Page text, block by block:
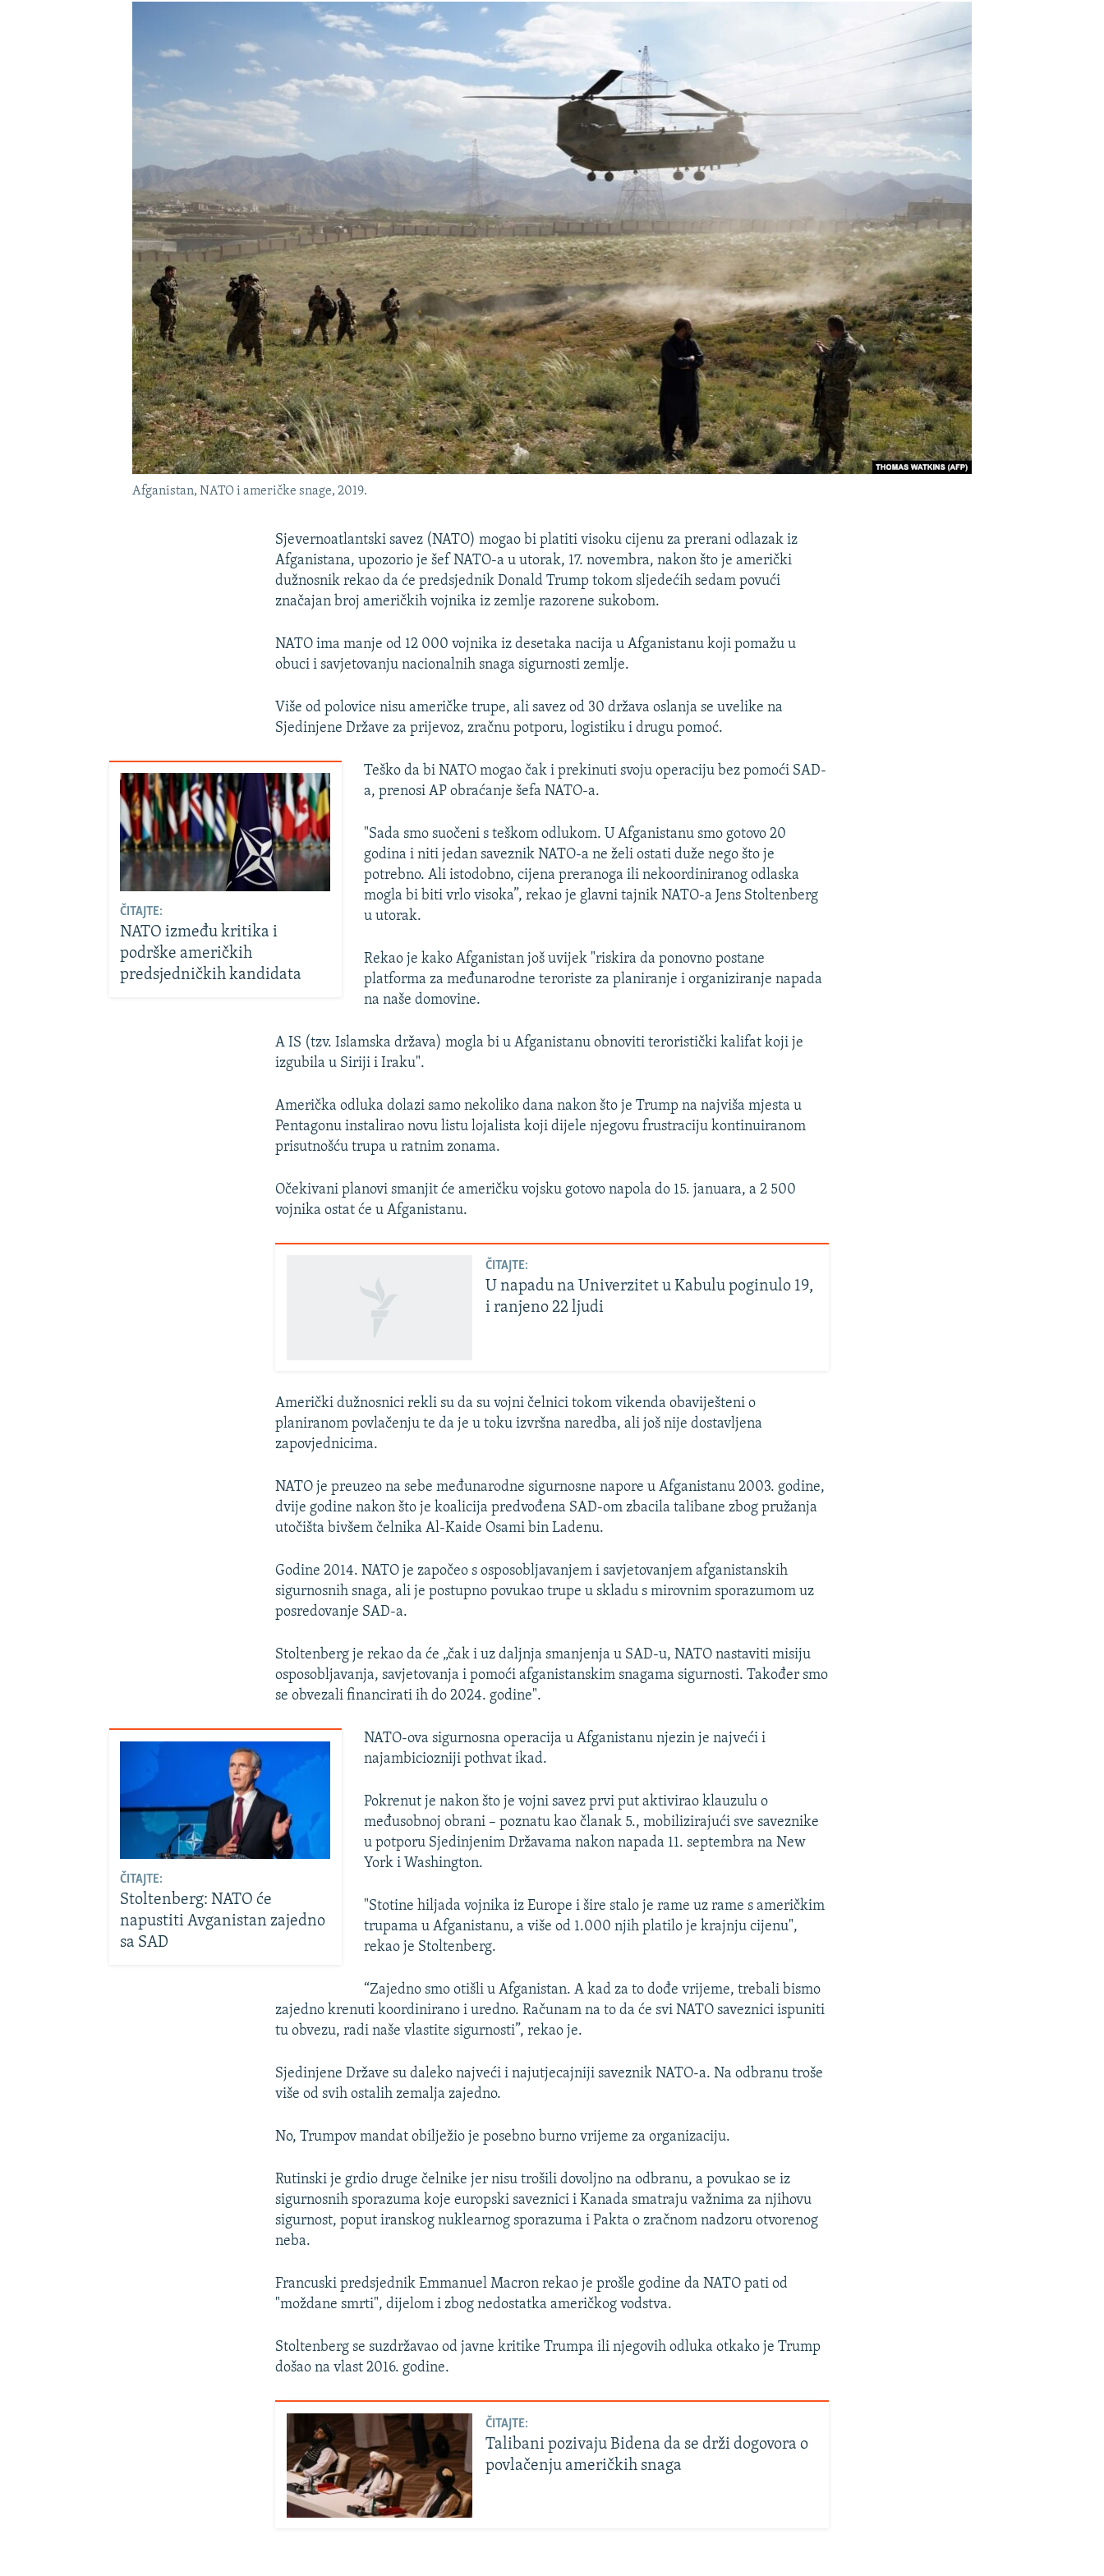
TRI DECENIJE OD RATA U BIH
NASTANAK I RASPAD JUGOSLAVIJE
Afganistan, NATO i američke snage, 2019.
Sjevernoatlantski savez (NATO) mogao bi platiti visoku cijenu za prerani odlazak iz
Afganistana, upozorio je šef NATO-a u utorak, 17. novembra, nakon što je američki
dužnosnik rekao da će predsjednik Donald Trump tokom sljedećih sedam povući
značajan broj američkih vojnika iz zemlje razorene sukobom.
NATO ima manje od 12 000 vojnika iz desetaka nacija u Afganistanu koji pomažu u
obuci i savjetovanju nacionalnih snaga sigurnosti zemlje.
Više od polovice nisu američke trupe, ali savez od 30 država oslanja se uvelike na
Sjedinjene Države za prijevoz, zračnu potporu, logistiku i drugu pomoć.
ČITAJTE:
NATO između kritika i
podrške američkih
predsjedničkih kandidata
Teško da bi NATO mogao čak i prekinuti svoju operaciju bez pomoći SAD-
a, prenosi AP obraćanje šefa NATO-a.
"Sada smo suočeni s teškom odlukom. U Afganistanu smo gotovo 20
godina i niti jedan saveznik NATO-a ne želi ostati duže nego što je
potrebno. Ali istodobno, cijena preranoga ili nekoordiniranog odlaska
mogla bi biti vrlo visoka”, rekao je glavni tajnik NATO-a Jens Stoltenberg
u utorak.
Rekao je kako Afganistan još uvijek "riskira da ponovno postane
platforma za međunarodne teroriste za planiranje i organiziranje napada
na naše domovine.
A IS (tzv. Islamska država) mogla bi u Afganistanu obnoviti teroristički kalifat koji je
izgubila u Siriji i Iraku".
Američka odluka dolazi samo nekoliko dana nakon što je Trump na najviša mjesta u
Pentagonu instalirao novu listu lojalista koji dijele njegovu frustraciju kontinuiranom
prisutnošću trupa u ratnim zonama.
Očekivani planovi smanjit će američku vojsku gotovo napola do 15. januara, a 2 500
vojnika ostat će u Afganistanu.
ČITAJTE:
U napadu na Univerzitet u Kabulu poginulo 19,
i ranjeno 22 ljudi
Američki dužnosnici rekli su da su vojni čelnici tokom vikenda obaviješteni o
planiranom povlačenju te da je u toku izvršna naredba, ali još nije dostavljena
zapovjednicima.
NATO je preuzeo na sebe međunarodne sigurnosne napore u Afganistanu 2003. godine,
dvije godine nakon što je koalicija predvođena SAD-om zbacila talibane zbog pružanja
utočišta bivšem čelnika Al-Kaide Osami bin Ladenu.
Godine 2014. NATO je započeo s osposobljavanjem i savjetovanjem afganistanskih
sigurnosnih snaga, ali je postupno povukao trupe u skladu s mirovnim sporazumom uz
posredovanje SAD-a.
Stoltenberg je rekao da će „čak i uz daljnja smanjenja u SAD-u, NATO nastaviti misiju
osposobljavanja, savjetovanja i pomoći afganistanskim snagama sigurnosti. Također smo
se obvezali financirati ih do 2024. godine".
ČITAJTE:
Stoltenberg: NATO će
napustiti Avganistan zajedno
sa SAD
NATO-ova sigurnosna operacija u Afganistanu njezin je najveći i
najambiciozniji pothvat ikad.
Pokrenut je nakon što je vojni savez prvi put aktivirao klauzulu o
međusobnoj obrani – poznatu kao članak 5., mobilizirajući sve saveznike
u potporu Sjedinjenim Državama nakon napada 11. septembra na New
York i Washington.
"Stotine hiljada vojnika iz Europe i šire stalo je rame uz rame s američkim
trupama u Afganistanu, a više od 1.000 njih platilo je krajnju cijenu",
rekao je Stoltenberg.
“Zajedno smo otišli u Afganistan. A kad za to dođe vrijeme, trebali bismo
zajedno krenuti koordinirano i uredno. Računam na to da će svi NATO saveznici ispuniti
tu obvezu, radi naše vlastite sigurnosti”, rekao je.
Sjedinjene Države su daleko najveći i najutjecajniji saveznik NATO-a. Na odbranu troše
više od svih ostalih zemalja zajedno.
No, Trumpov mandat obilježio je posebno burno vrijeme za organizaciju.
Rutinski je grdio druge čelnike jer nisu trošili dovoljno na odbranu, a povukao se iz
sigurnosnih sporazuma koje europski saveznici i Kanada smatraju važnima za njihovu
sigurnost, poput iranskog nuklearnog sporazuma i Pakta o zračnom nadzoru otvorenog
neba.
Francuski predsjednik Emmanuel Macron rekao je prošle godine da NATO pati od
"moždane smrti", dijelom i zbog nedostatka američkog vodstva.
Stoltenberg se suzdržavao od javne kritike Trumpa ili njegovih odluka otkako je Trump
došao na vlast 2016. godine.
ČITAJTE:
Talibani pozivaju Bidena da se drži dogovora o
povlačenju američkih snaga